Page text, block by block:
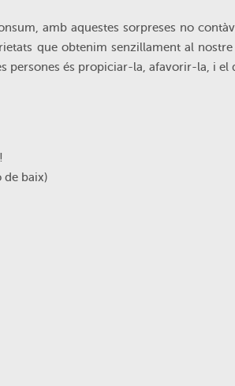
amb aquestes sorpreses no
que obtenim senzillament al
persones és propiciar-la, afavorir-la, i el
de baix)